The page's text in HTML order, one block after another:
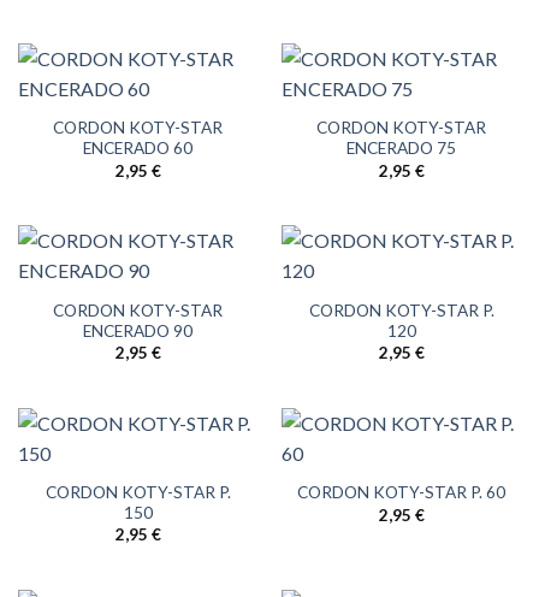
CORDON KOTY-STAR
ENCERADO 60
2,95 €
CORDON KOTY-STAR
ENCERADO 75
2,95 €
CORDON KOTY-STAR
ENCERADO 90
2,95 €
CORDON KOTY-STAR P.
120
2,95 €
CORDON KOTY-STAR P.
150
2,95 €
CORDON KOTY-STAR P. 60
2,95 €